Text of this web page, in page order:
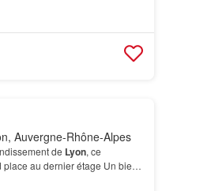
Auvergne-Rhône-Alpes
de Lyon, ce
au dernier étage Un bien
lumi…